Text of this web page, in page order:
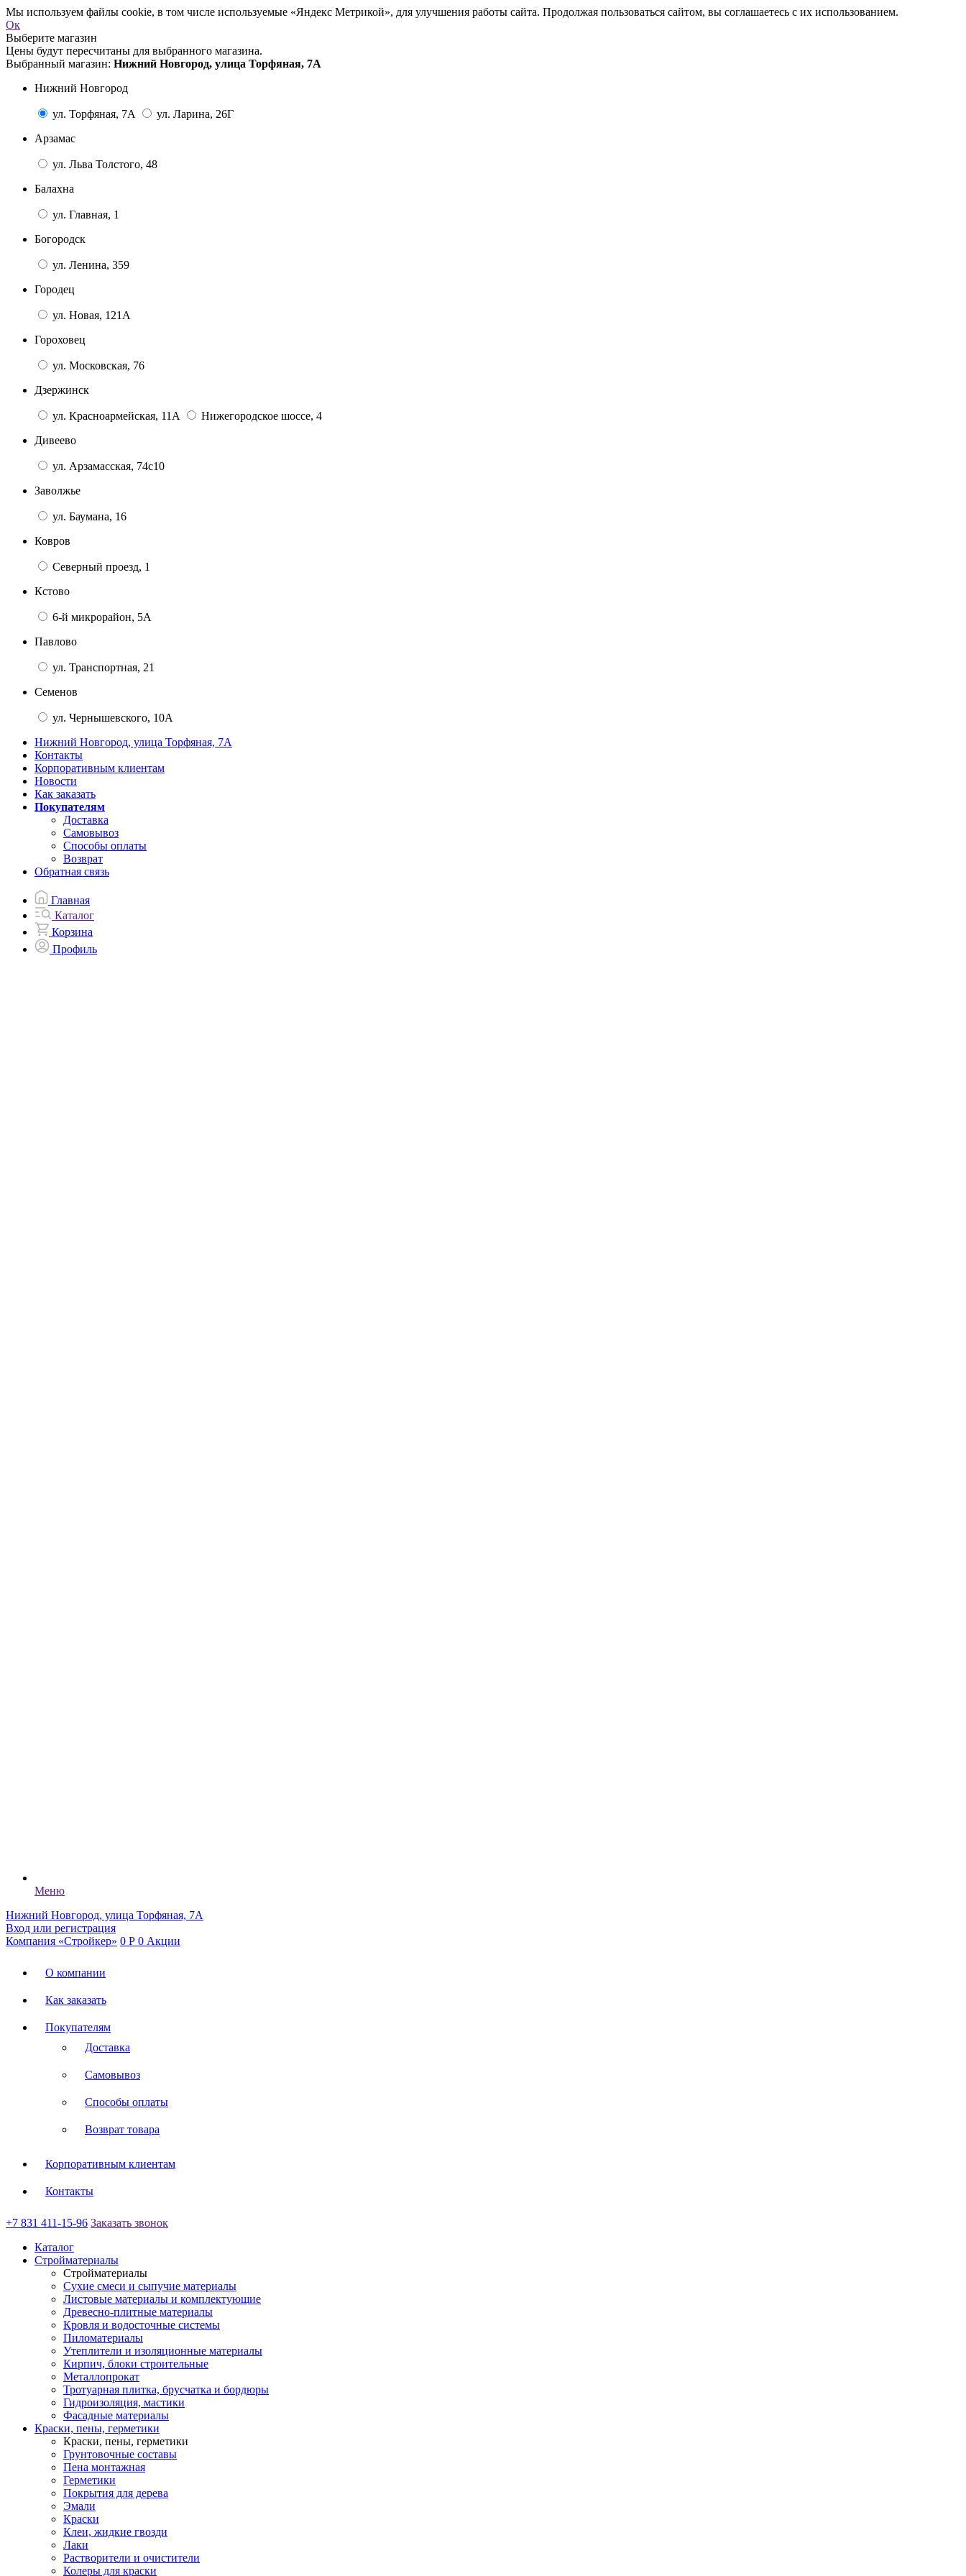
Мы используем файлы cookie, в том числе используемые «Яндекс Метрикой», для улучшения работы сайта. Продолжая пользоваться сайтом, вы соглашаетесь с их использованием.
Ок
Выберите магазин
Цены будут пересчитаны для выбранного магазина.
Выбранный магазин: Нижний Новгород, улица Торфяная, 7А
Нижний Новгород
ул. Торфяная, 7А
ул. Ларина, 26Г
Арзамас
ул. Льва Толстого, 48
Балахна
ул. Главная, 1
Богородск
ул. Ленина, 359
Городец
ул. Новая, 121А
Гороховец
ул. Московская, 76
Дзержинск
ул. Красноармейская, 11А
Нижегородское шоссе, 4
Дивеево
ул. Арзамасская, 74с10
Заволжье
ул. Баумана, 16
Ковров
Северный проезд, 1
Кстово
6-й микрорайон, 5А
Павлово
ул. Транспортная, 21
Семенов
ул. Чернышевского, 10А
Нижний Новгород, улица Торфяная, 7А
Контакты
Корпоративным клиентам
Новости
Как заказать
Покупателям
Доставка
Самовывоз
Способы оплаты
Возврат
Обратная связь
Главная
Каталог
Корзина
Профиль
Меню
Нижний Новгород, улица Торфяная, 7А
Вход или регистрация
Компания «Стройкер» 0 Р 0 Акции
О компании
Как заказать
Покупателям
Доставка
Самовывоз
Способы оплаты
Возврат товара
Корпоративным клиентам
Контакты
+7 831 411-15-96 Заказать звонок
Каталог
Стройматериалы
Стройматериалы
Сухие смеси и сыпучие материалы
Листовые материалы и комплектующие
Древесно-плитные материалы
Кровля и водосточные системы
Пиломатериалы
Утеплители и изоляционные материалы
Кирпич, блоки строительные
Металлопрокат
Тротуарная плитка, брусчатка и бордюры
Гидроизоляция, мастики
Фасадные материалы
Краски, пены, герметики
Краски, пены, герметики
Грунтовочные составы
Пена монтажная
Герметики
Покрытия для дерева
Эмали
Краски
Клеи, жидкие гвозди
Лаки
Растворители и очистители
Колеры для краски